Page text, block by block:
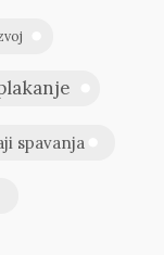
spavanja